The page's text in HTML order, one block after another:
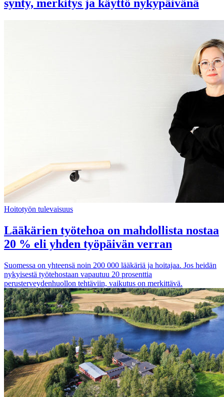
synty, merkitys ja käyttö nykypäivänä
Hoitotyön tulevaisuus
Lääkärien työtehoa on mahdollista nostaa
20 % eli yhden työpäivän verran
Suomessa on yhteensä noin 200 000 lääkäriä ja hoitajaa. Jos heidän
nykyisestä työtehostaan vapautuu 20 prosenttia
perusterveydenhuollon tehtäviin, vaikutus on merkittävä.